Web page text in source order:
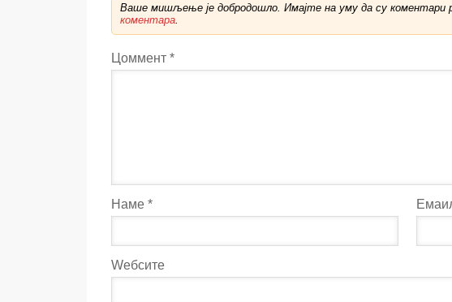
Ваше мишљење је добродошло. Имајте на уму да су коментари
коментара
Цоммент *
Наме *
Wебсите